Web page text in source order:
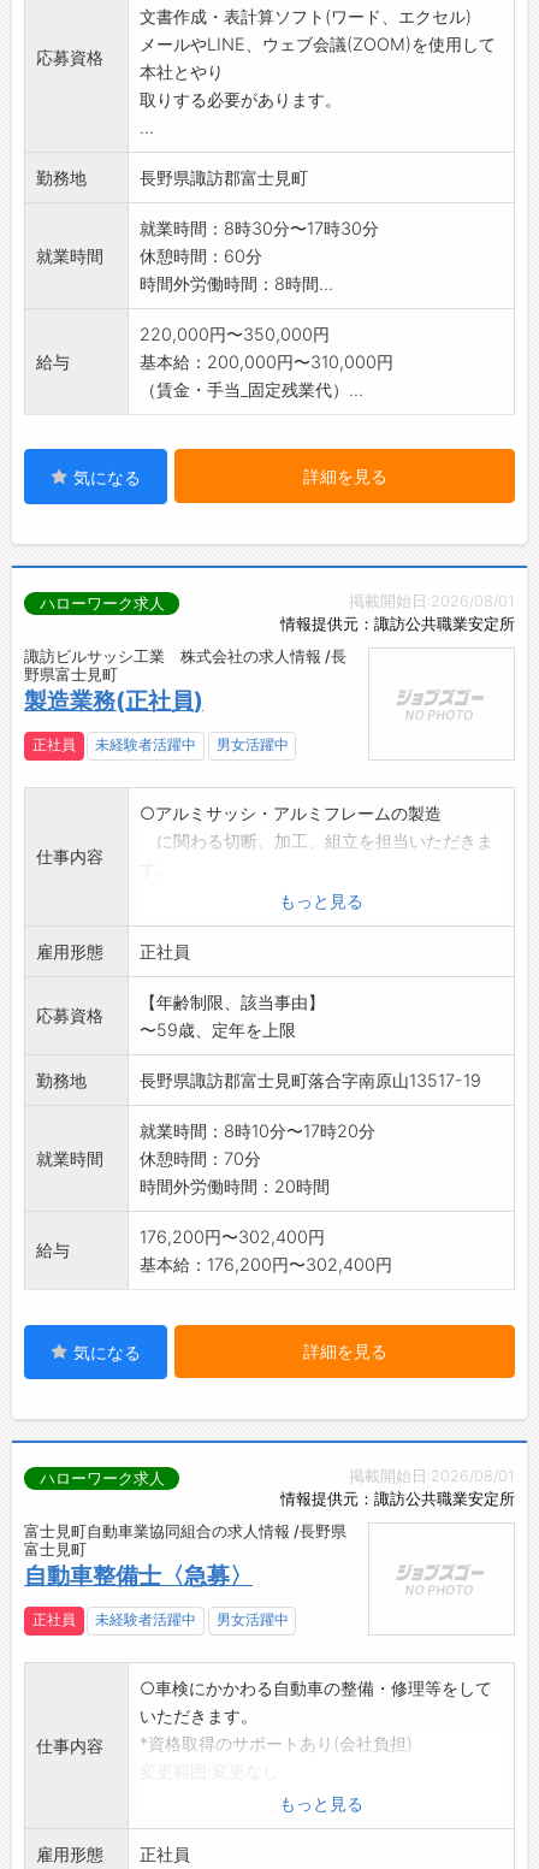
・農業機械の操作やメンテナンス
・園芸関係の販売イベントへの出展
・生産の進捗管理
・アルバイト・パートスタッフの勤怠管理
・物品購入・経費申請書類の作成
・農場内設備・車両の管理(修理業者手配など)
変更範囲:変更なし
応募資格
文書作成・表計算ソフト(ワード、エクセル)
メールやLINE、ウェブ会議(ZООM)を使用して
本社とやり
取りする必要があります。
...
勤務地 長野県諏訪郡富士見町
就業時間
就業時間：8時30分〜17時30分
休憩時間：60分
時間外労働時間：8時間...
給与
220,000円〜350,000円
基本給：200,000円〜310,000円
（賃金・手当_固定残業代）...
気になる 詳細を見る
掲載開始日:2026/08/01
情報提供元：諏訪公共職業安定所
ハローワーク求人
諏訪ビルサッシ工業 株式会社の求人情報 /長
野県富士見町
製造業務(正社員)
正社員 未経験者活躍中 男女活躍中
仕事内容
○アルミサッシ・アルミフレームの製造
に関わる切断、加工、組立を担当いただきま
※初心者の方にも丁寧に指導いたします。
※アルミ材につき、重量物の扱いはありませ
ん
※仕事内容の詳細については、面接時に説明
します。
※変更範囲:変更なし
もっと見る
雇用形態 正社員
応募資格
【年齢制限、該当事由】
〜59歳、定年を上限
勤務地 長野県諏訪郡富士見町落合字南原山13517-19
就業時間
就業時間：8時10分〜17時20分
休憩時間：70分
時間外労働時間：20時間
給与
176,200円〜302,400円
基本給：176,200円〜302,400円
気になる 詳細を見る
掲載開始日:2026/08/01
情報提供元：諏訪公共職業安定所
ハローワーク求人
富士見町自動車業協同組合の求人情報 /長野県
富士見町
自動車整備士〈急募〉
正社員 未経験者活躍中 男女活躍中
仕事内容
○車検にかかわる自動車の整備・修理等をして
いただきます。
*資格取得のサポートあり(会社負担)
もっと見る
雇用形態 正社員